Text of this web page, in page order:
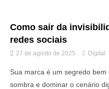
Como sair da
redes sociais
27 de agosto de 2025 Digital
Sua marca é um segredo
sombra e dominar o cenário